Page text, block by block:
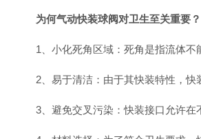
为何气动快装球阀对卫生至关重要？
1、小化死角区域：死角是指流体不能
2、易于清洁：由于其快装特性，快装
3、避免交叉污染：快装接口允许在不